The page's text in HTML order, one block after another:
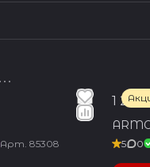
Арт.85308
1 200
5 0